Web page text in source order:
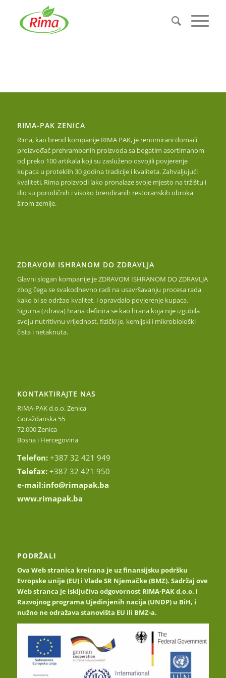
RIMA-PAK ZENICA
Rima, kao brend kompanije RIMA PAK, je renomirani domaći
proizvođač prehrambenih proizvoda sa bogatim asortimanom
od preko 100 artikala koji su zasluženo osvojili povjerenje
kupaca u proteklih 30 godina tradicije i kvaliteta. Zahvaljujući
kvaliteti, Rima proizvodi lako pronalaze svoje mjesto na tržištu i
dio su porodičnih i visoko brendiranih restoranskih obroka
širom zemlje.
ZDRAVOM ISHRANOM DO ZDRAVLJA
Glavni slogan kompanije je ZDRAVOM ISHRANOM DO ZDRAVLJA
zbog čega se svakodnevno radi na usavršavanju procesa rada
kako bi se održao kvalitet, i opravdalo povjerenje kupaca.
Sigurna (zdrava) hrana definira se kao hrana koja nije izgubila
svoju nutritivnu vrijednost, fizički je, kemijski i mikrobiološki
čista i netaknuta.
KONTAKTIRAJTE NAS
RIMA-PAK d.o.o. Zenica
Goraždanska 55
72.000 Zenica
Bosna i Hercegovina
Telefon: +387 32 421 949
Telefax: +387 32 421 950
e-mail:info@rimapak.ba
www.rimapak.ba
PODRŽALI
Ova Web stranica kreirana je uz finansijsku podršku
Evropske unije (EU) i Vlade SR Njemačke (BMZ). Sadržaj ove
Web stranca je isključiva odgovornost RIMA-PAK d.o.o. i
Razvojnog programa Ujedinjenih nacija (UNDP) u BiH, i
nužno ne odražava stanovišta EU ili BMZ-a.